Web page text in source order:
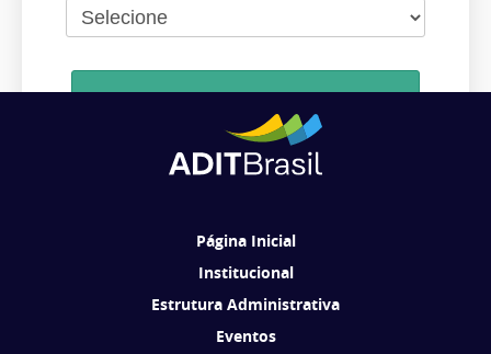
Ao se cadastrar, você concorda em receber comunicações da ADIT
Página Inicial
Institucional
Estrutura Administrativa
Eventos